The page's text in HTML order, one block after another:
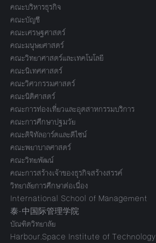
คณะบริหารธุรกิจ
คณะบัญชี
คณะเศรษฐศาสตร์
คณะมนุษยศาสตร์
คณะวิทยาศาสตร์และเทคโนโลยี
คณะนิเทศศาสตร์
คณะวิศวกรรมศาสตร์
คณะนิติศาสตร์
คณะการท่องเที่ยวและอุตสาหกรรมบริการ
คณะการศึกษาปฐมวัย
คณะดิจิทัลอาร์ตและดีไซน์
คณะพยาบาลศาสตร์
คณะวิทยพัฒน์
คณะการสร้างเจ้าของธุรกิจสร้างสรรค์
วิทยาลัยการศึกษาต่อเนื่อง
International School of Management
泰-中国际管理学院
บัณฑิตวิทยาลัย
Harbour.Space Institute of Technology